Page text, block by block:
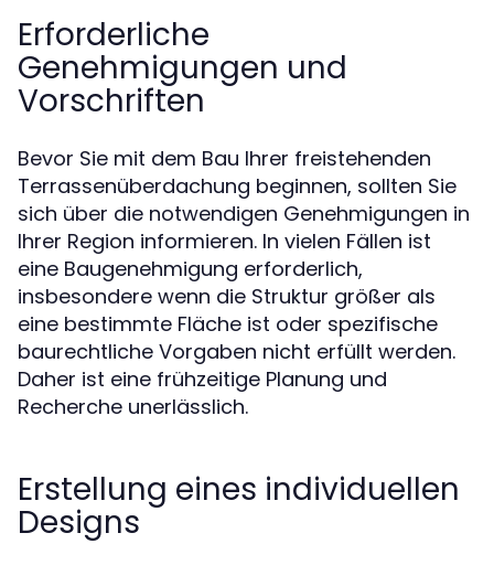
Erforderliche
Genehmigungen und
Vorschriften
Bevor Sie mit dem Bau Ihrer freistehenden
Terrassenüberdachung beginnen, sollten Sie
sich über die notwendigen Genehmigungen in
Ihrer Region informieren. In vielen Fällen ist
eine Baugenehmigung erforderlich,
insbesondere wenn die Struktur größer als
eine bestimmte Fläche ist oder spezifische
baurechtliche Vorgaben nicht erfüllt werden.
Daher ist eine frühzeitige Planung und
Recherche unerlässlich.
Erstellung eines individuellen
Designs